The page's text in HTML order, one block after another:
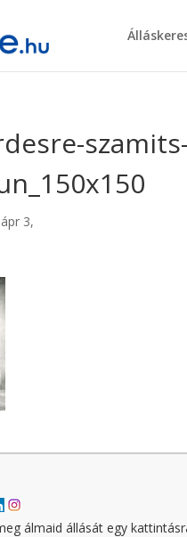
3,
álmaid állását egy